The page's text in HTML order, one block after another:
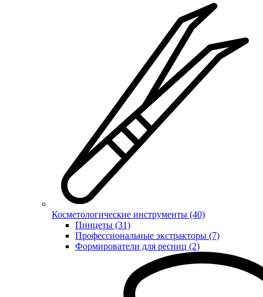
Косметологические инструменты (40)
Пинцеты (31)
Профессиональные экстракторы (7)
Формирователи для ресниц (2)